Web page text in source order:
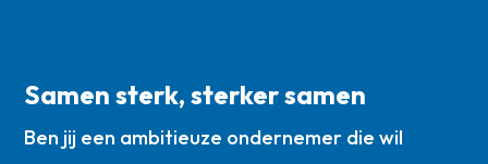
Samen sterk, sterker samen
Ben jij een ambitieuze ondernemer die wil